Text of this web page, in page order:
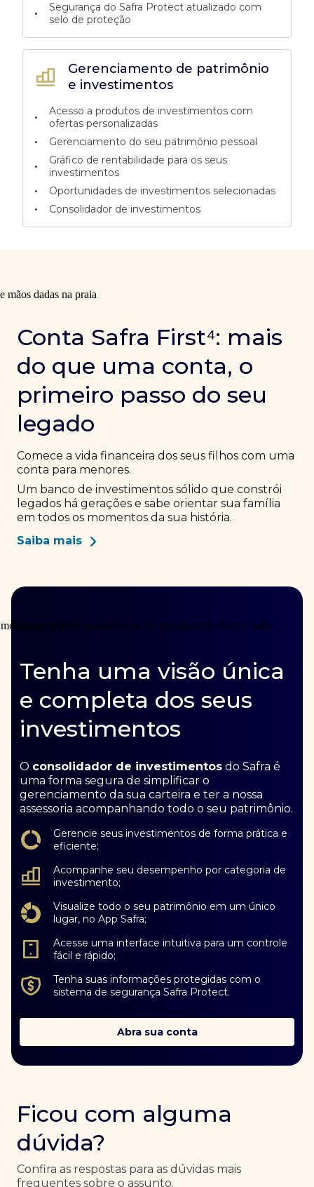
Gerenciamento de patrimônio
e investimentos
•
Acesso a produtos de investimentos com
ofertas personalizadas
• Gerenciamento do seu patrimônio pessoal
•
Gráfico de rentabilidade para os seus
investimentos
• Oportunidades de investimentos selecionadas
• Consolidador de investimentos
•
Segurança do Safra Protect atualizado com
selo de proteção
Conta Safra First⁴: mais
do que uma conta, o
primeiro passo do seu
legado
Comece a vida financeira dos seus filhos com uma
conta para menores.
Um banco de investimentos sólido que constrói
legados há gerações e sabe orientar sua família
em todos os momentos da sua história.
Saiba mais
Tenha uma visão única
e completa dos seus
investimentos
O consolidador de investimentos do Safra é
uma forma segura de simplificar o
gerenciamento da sua carteira e ter a nossa
assessoria acompanhando todo o seu patrimônio.
Gerencie seus investimentos de forma prática e
eficiente;
Acompanhe seu desempenho por categoria de
investimento;
Visualize todo o seu patrimônio em um único
lugar, no App Safra;
Acesse uma interface intuitiva para um controle
fácil e rápido;
Tenha suas informações protegidas com o
sistema de segurança Safra Protect.
Abra sua conta
Ficou com alguma
dúvida?
Confira as respostas para as dúvidas mais
frequentes sobre o assunto.